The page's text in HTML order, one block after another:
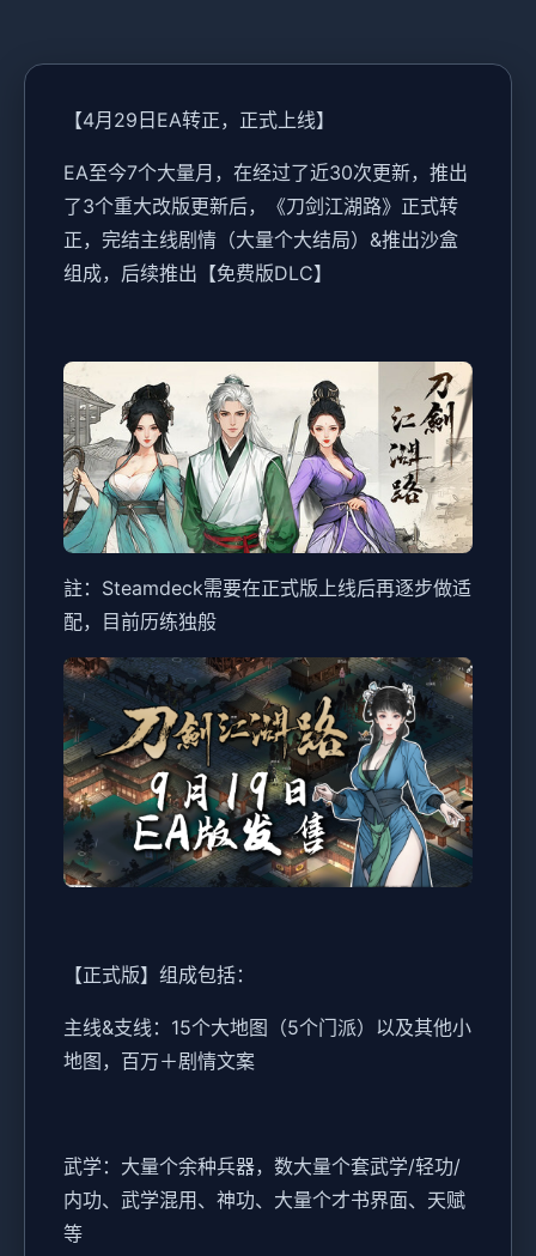
【4月29日EA转正，正式上线】
EA至今7个大量月，在经过了近30次更新，推出
了3个重大改版更新后，《刀剑江湖路》正式转
正，完结主线剧情（大量个大结局）&推出沙盒
组成，后续推出【免费版DLC】
註：Steamdeck需要在正式版上线后再逐步做适
配，目前历练独般
【正式版】组成包括：
主线&支线：15个大地图（5个门派）以及其他小
地图，百万＋剧情文案
武学：大量个余种兵器，数大量个套武学/轻功/
内功、武学混用、神功、大量个才书界面、天赋
等